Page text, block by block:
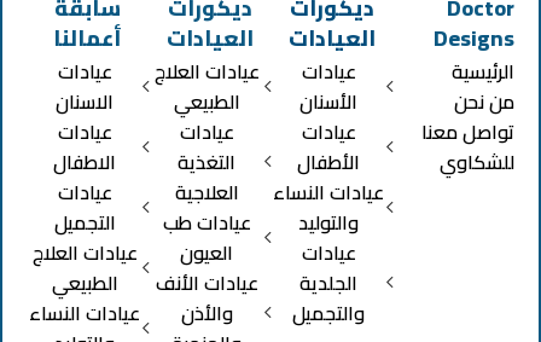
Designs
الرئيسية
من نحن
تواصل معنا
للشكاوي
العيادات
عيادات
الأسنان
عيادات
الأطفال
عيادات النساء
والتوليد
عيادات
الجلدية
والتجميل
العيادات
عيادات العلاج
الطبيعي
عيادات
التغذية
العلاجية
عيادات طب
العيون
عيادات الأنف
والأذن
أعمالنا
عيادات
الاسنان
عيادات
الاطفال
عيادات
التجميل
عيادات العلاج
الطبيعي
عيادات النساء